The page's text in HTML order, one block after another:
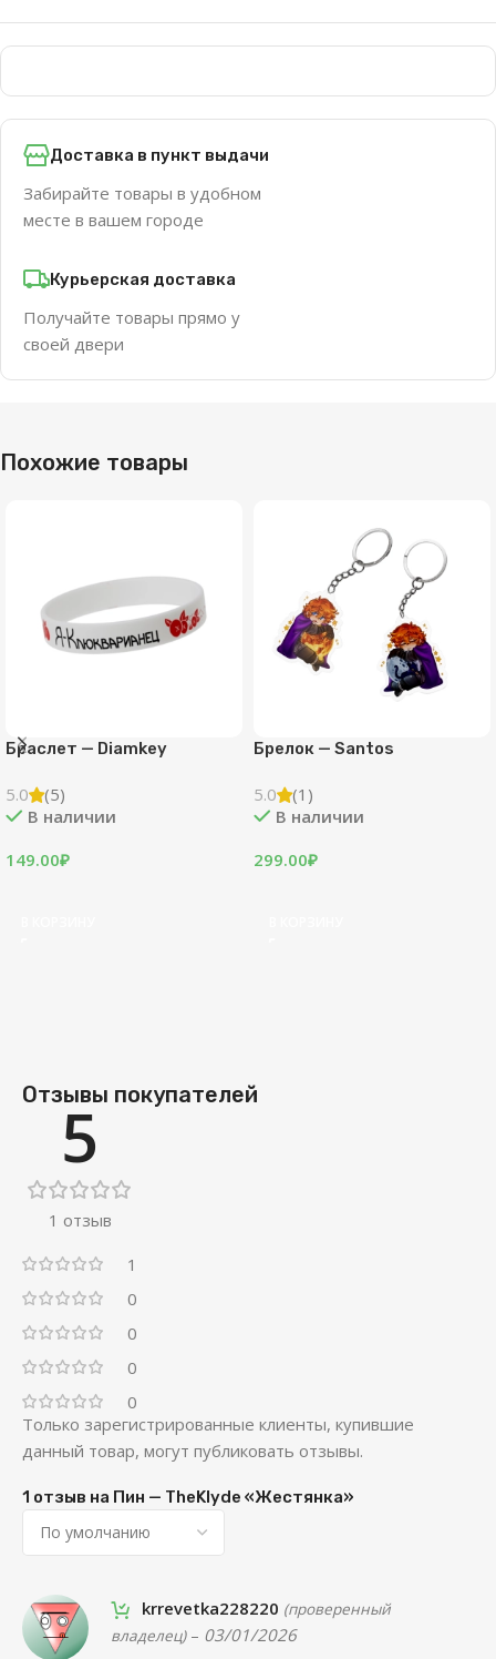
Доставка в пункт выдачи
Забирайте товары в удобном
месте в вашем городе
Курьерская доставка
Получайте товары прямо у
своей двери
Похожие товары
Браслет — Diamkey
5.0
(5)
В наличии
149.00₽
Брелок — Santos
5.0
(1)
В наличии
299.00₽
Отзывы покупателей
5
1 отзыв
1
0
0
0
0
1 отзыв на Пин — TheKlyde «Жестянка»
krrevetka228220 (проверенный
владелец) – 03/01/2026
Только зарегистрированные клиенты, купившие
данный товар, могут публиковать отзывы.